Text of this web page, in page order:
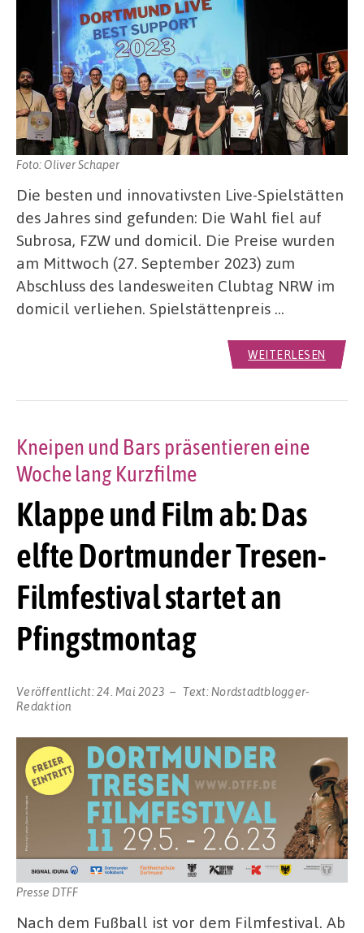
Foto: Oliver Schaper
Die besten und innovativsten Live-Spielstätten
des Jahres sind gefunden: Die Wahl fiel auf
Subrosa, FZW und domicil. Die Preise wurden
am Mittwoch (27. September 2023) zum
Abschluss des landesweiten Clubtag NRW im
domicil verliehen. Spielstättenpreis …
WEITERLESEN
Klappe und Film ab: Das
elfte Dortmunder Tresen-
Filmfestival startet an
Pfingstmontag
Kneipen und Bars präsentieren eine
Woche lang Kurzfilme
Veröffentlicht:24. Mai 2023 Text: Nordstadtblogger-
Redaktion
Presse DTFF
Nach dem Fußball ist vor dem Filmfestival. Ab